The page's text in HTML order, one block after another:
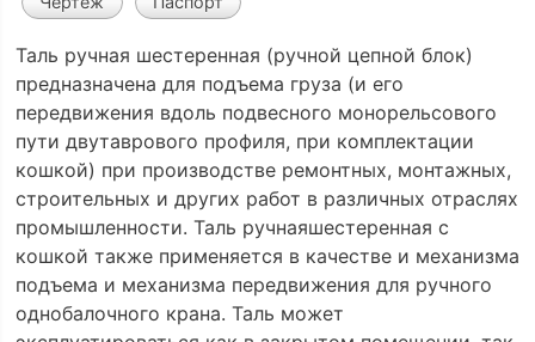
Таль ручная шестеренная (ручной цепной блок)
предназначена для подъема груза (и его
передвижения вдоль подвесного монорельсового
пути двутаврового профиля, при комплектации
кошкой) при производстве ремонтных, монтажных,
строительных и других работ в различных отраслях
промышленности. Таль ручнаяшестеренная с
кошкой также применяется в качестве и механизма
подъема и механизма передвижения для ручного
однобалочного крана. Таль может